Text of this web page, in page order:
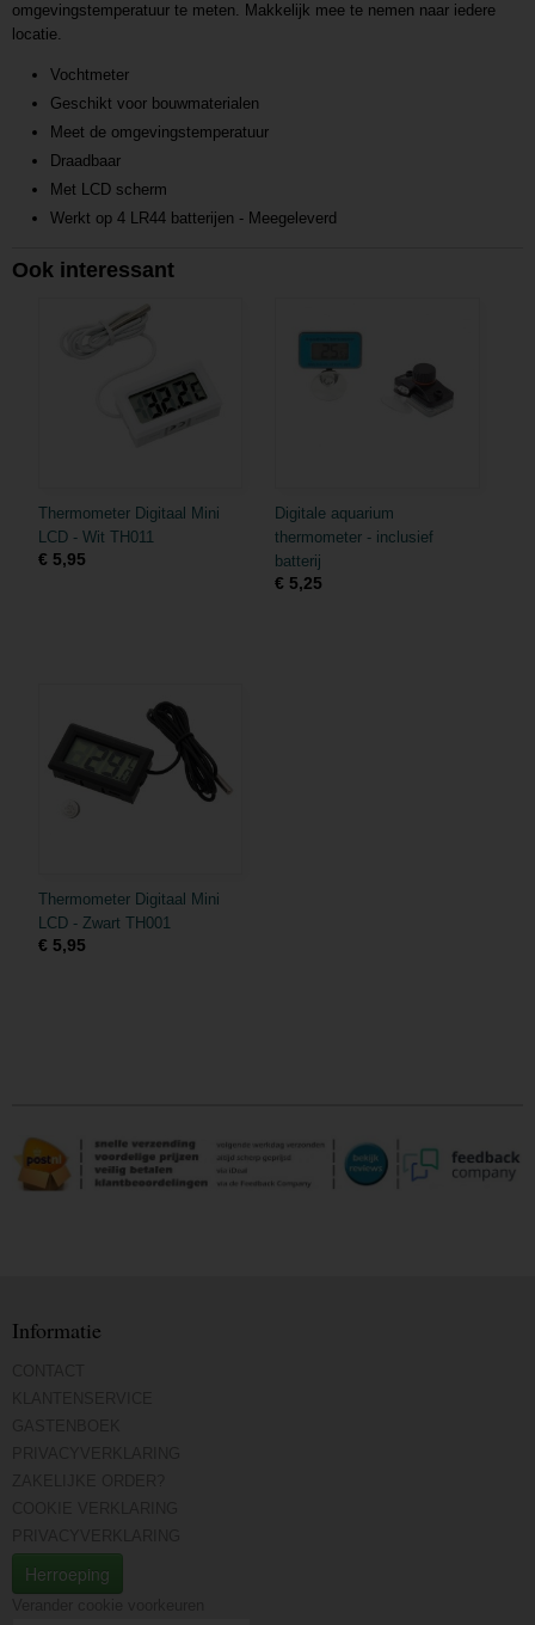
omgevingstemperatuur te meten. Makkelijk mee te nemen naar iedere
locatie.
Vochtmeter
Geschikt voor bouwmaterialen
Meet de omgevingstemperatuur
Draadbaar
Met LCD scherm
Werkt op 4 LR44 batterijen - Meegeleverd
Ook interessant
Thermometer Digitaal Mini
LCD - Wit TH011
€ 5,95
Digitale aquarium
thermometer - inclusief
batterij
€ 5,25
Thermometer Digitaal Mini
LCD - Zwart TH001
€ 5,95
Informatie
Herroeping